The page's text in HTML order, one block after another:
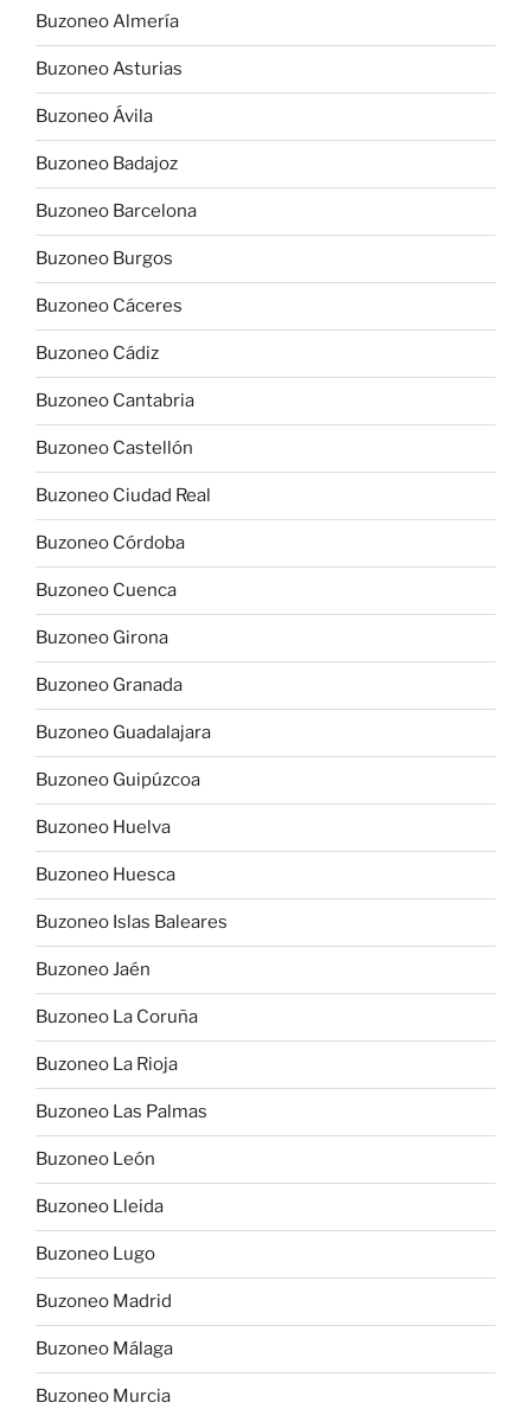
Buzoneo Almería
Buzoneo Asturias
Buzoneo Ávila
Buzoneo Badajoz
Buzoneo Barcelona
Buzoneo Burgos
Buzoneo Cáceres
Buzoneo Cádiz
Buzoneo Cantabria
Buzoneo Castellón
Buzoneo Ciudad Real
Buzoneo Córdoba
Buzoneo Cuenca
Buzoneo Girona
Buzoneo Granada
Buzoneo Guadalajara
Buzoneo Guipúzcoa
Buzoneo Huelva
Buzoneo Huesca
Buzoneo Islas Baleares
Buzoneo Jaén
Buzoneo La Coruña
Buzoneo La Rioja
Buzoneo Las Palmas
Buzoneo León
Buzoneo Lleida
Buzoneo Lugo
Buzoneo Madrid
Buzoneo Málaga
Buzoneo Murcia